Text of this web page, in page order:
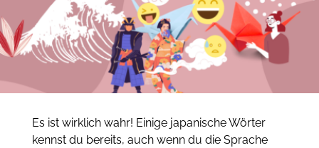
Es ist wirklich wahr! Einige japanische Wörter
kennst du bereits, auch wenn du die Sprache